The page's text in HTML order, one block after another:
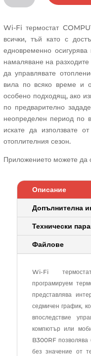
Wi-
термостат
COMPUTHERM
B300RF
Wi-Fi термостат
всички, тъй като с
едновременно
намаляване на
да управлявате
вила по всяко време и
особено подходящ, ако
по предварително
неопределен период по
искате да използвате
отоплителния сезон.
Приложението можете да
Описание
Допълнителна
Технически
Файлове
Wi-Fi
програмируем
представлява
седмичен график,
впоследствие
компютър или
B300RF позволява
без значение от